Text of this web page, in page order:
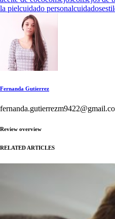
la pielcuidado personalcuidados
Fernanda Gutierrez
Review overview
RELATED ARTICLES